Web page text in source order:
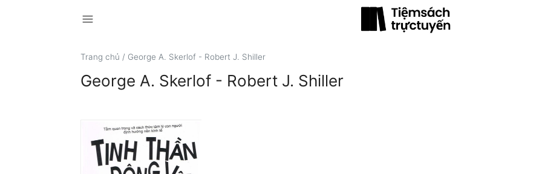
menu
Trang chủ / George A. Skerlof - Robert J. Shiller
George A. Skerlof - Robert J. Shiller